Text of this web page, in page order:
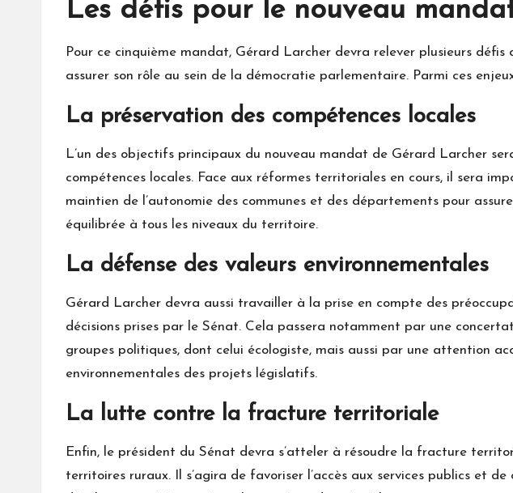
Les défis pour le nouveau
Pour ce cinquième mandat, Gérard Larcher devra relever plusieurs
assurer son rôle au sein de la démocratie parlementaire. Parmi ces
La préservation des compétences locales
L’un des objectifs principaux du nouveau mandat de Gérard Larcher
compétences locales. Face aux réformes territoriales en cours, il sera
maintien de l’autonomie des communes et des départements pour
équilibrée à tous les niveaux du territoire.
La défense des valeurs environnementales
Gérard Larcher devra aussi travailler à la prise en compte des
décisions prises par le Sénat. Cela passera notamment par une
groupes politiques, dont celui écologiste, mais aussi par une attention
environnementales des projets législatifs.
La lutte contre la fracture territoriale
Enfin, le président du Sénat devra s’atteler à résoudre la fracture
territoires ruraux. Il s’agira de favoriser l’accès aux services publics et